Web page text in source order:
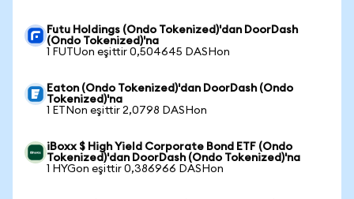
Futu Holdings (Ondo Tokenized)'dan DoorDash
(Ondo Tokenized)'na
1 FUTUon eşittir 0,504645 DASHon
Eaton (Ondo Tokenized)'dan DoorDash (Ondo
Tokenized)'na
1 ETNon eşittir 2,0798 DASHon
iBoxx $ High Yield Corporate Bond ETF (Ondo
Tokenized)'dan DoorDash (Ondo Tokenized)'na
1 HYGon eşittir 0,386966 DASHon